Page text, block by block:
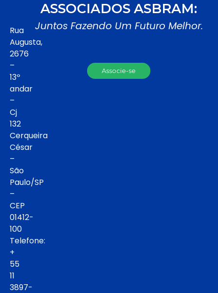
Rua
Augusta,
2676
–
13º
andar
–
Cj
132
Cerqueira
César
–
São
Paulo/SP
–
CEP
01412-
100
Telefone:
+
55
11
3897-
ASSOCIADOS ASBRAM:
Juntos Fazendo Um Futuro Melhor.
Associe-se